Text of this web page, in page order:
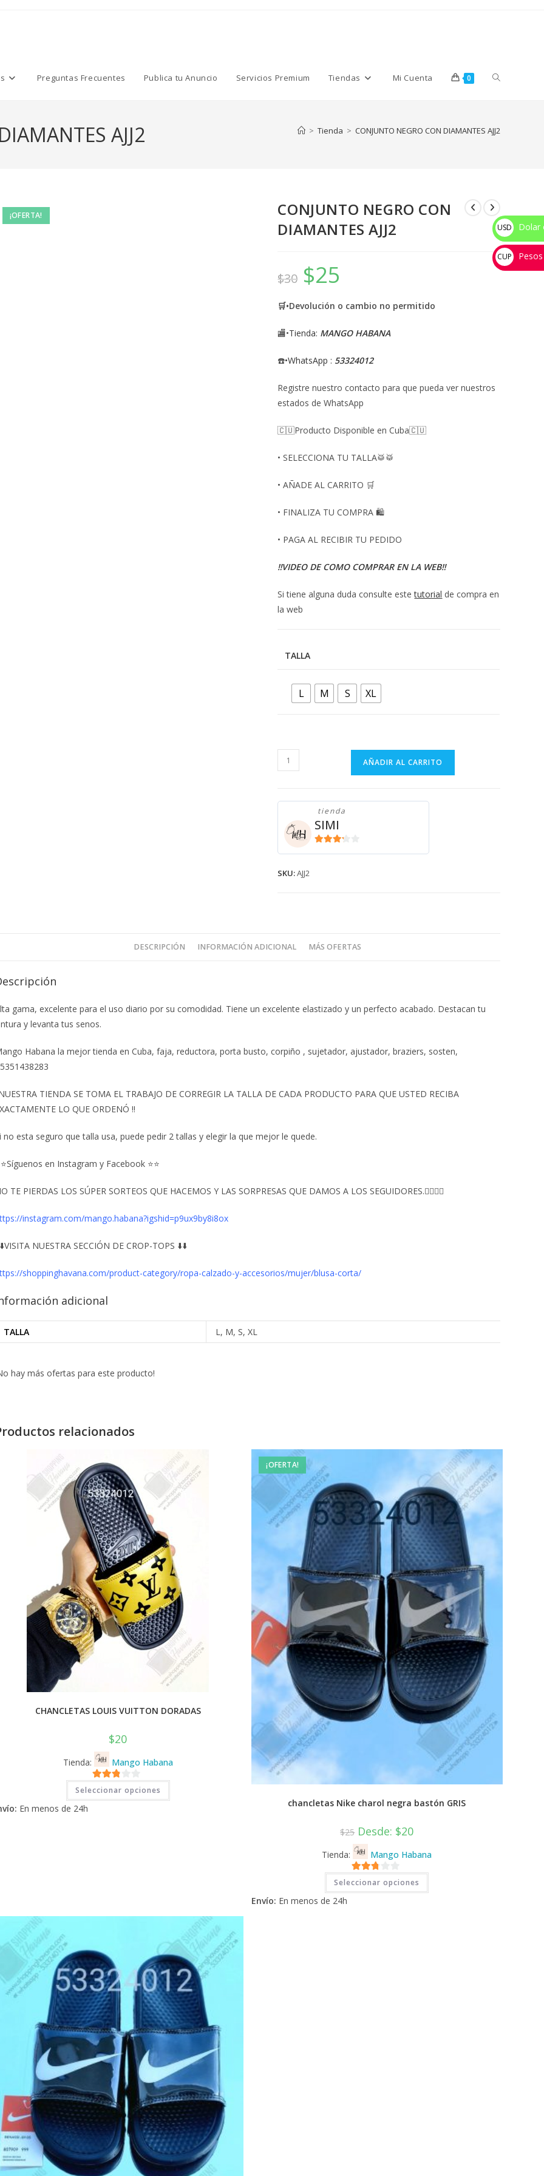
Preguntas Frecuentes Publica tu Anuncio Servicios Premium Tiendas Mi Cuenta 0 Alternar
la
web
AJJ2 > Tienda > CONJUNTO NEGRO CON DIAMANTES AJJ2
¡OFERTA!
CONJUNTO NEGRO CON
DIAMANTES AJJ2
$30 $25
🛒•Devolución o cambio no permitido
🏬•Tienda: MANGO HABANA
☎️•WhatsApp : 53324012
Registre nuestro contacto para que pueda ver nuestros
estados de WhatsApp
🇨🇺Producto Disponible en Cuba🇨🇺
• SELECCIONA TU TALLA🥁🥁
• AÑADE AL CARRITO 🛒
• FINALIZA TU COMPRA 🛍
• PAGA AL RECIBIR TU PEDIDO
‼️VIDEO DE COMO COMPRAR EN LA WEB‼️
Si tiene alguna duda consulte estetutorial de compra en
la web
TALLA
L M S XL
CONJUNTO
NEGRO
DIAMANTES
cantidad
AÑADIR AL CARRITO
tienda
SIMI
SKU:AJJ2
DESCRIPCIÓN INFORMACIÓN ADICIONAL MÁS OFERTAS
gama, excelente para el uso diario por su comodidad. Tiene un excelente elastizado y un perfecto acabado. Destacan tu
y levanta tus senos.
Habana la mejor tienda en Cuba, faja, reductora, porta busto, corpiño , sujetador, ajustador, braziers, sosten,
TIENDA SE TOMA EL TRABAJO DE CORREGIR LA TALLA DE CADA PRODUCTO PARA QUE USTED RECIBA
LO QUE ORDENÓ ‼️
no esta seguro que talla usa, puede pedir 2 tallas y elegir la que mejor le quede.
en Instagram y Facebook ⭐⭐
TE PIERDAS LOS SÚPER SORTEOS QUE HACEMOS Y LAS SORPRESAS QUE DAMOS A LOS SEGUIDORES.👇🏻👇🏻
instagram.com/mango.habana?igshid=p9ux9by8i8ox
NUESTRA SECCIÓN DE CROP-TOPS ⬇️⬇️
shoppinghavana.com/product-category/ropa-calzado-y-accesorios/mujer/blusa-corta/
adicional
TALLA L, M, S, XL
hay más ofertas para este producto!
relacionados
CHANCLETAS LOUIS VUITTON DORADAS
$20
Tienda: Mango Habana
2.71
de 5
Seleccionar opciones
Este
tiene
En menos de 24h
¡OFERTA!
chancletas Nike charol negra bastón GRIS
$25 Desde: $20
Tienda: Mango Habana
2.71
de 5
Seleccionar opciones
Este
tiene
Envío: En menos de 24h
USD
$
Dolar
CUP
💰
Pesos